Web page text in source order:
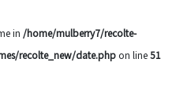
in /home/mulberry7/recolte-
recolte_new/date.phpon line51